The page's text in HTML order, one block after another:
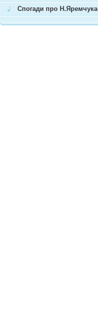
Спогади про Н.Яремчука